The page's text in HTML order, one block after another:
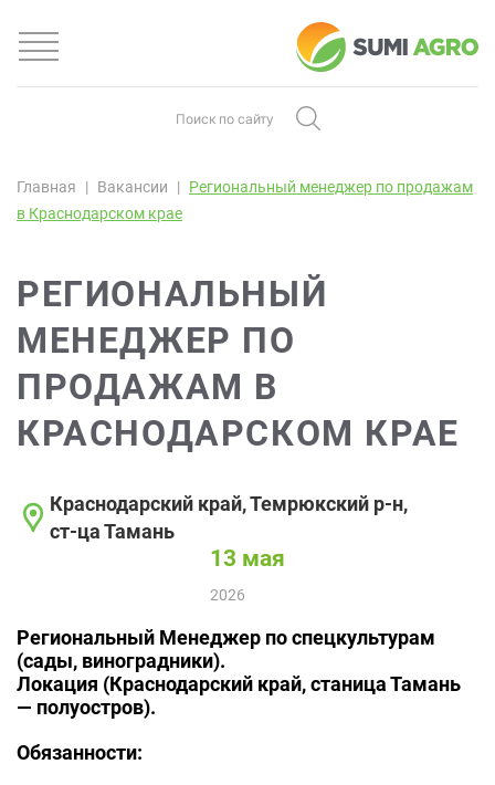
Главная Вакансии
Региональный менеджер по продажам
в Краснодарском крае
РЕГИОНАЛЬНЫЙ
МЕНЕДЖЕР ПО
ПРОДАЖАМ В
КРАСНОДАРСКОМ КРАЕ
13 мая
2026
Краснодарский край, Темрюкский р-н,
ст-ца Тамань
Региональный Менеджер по спецкультурам
(сады, виноградники).
Локация (Краснодарский край, станица Тамань
— полуостров).
Обязанности: